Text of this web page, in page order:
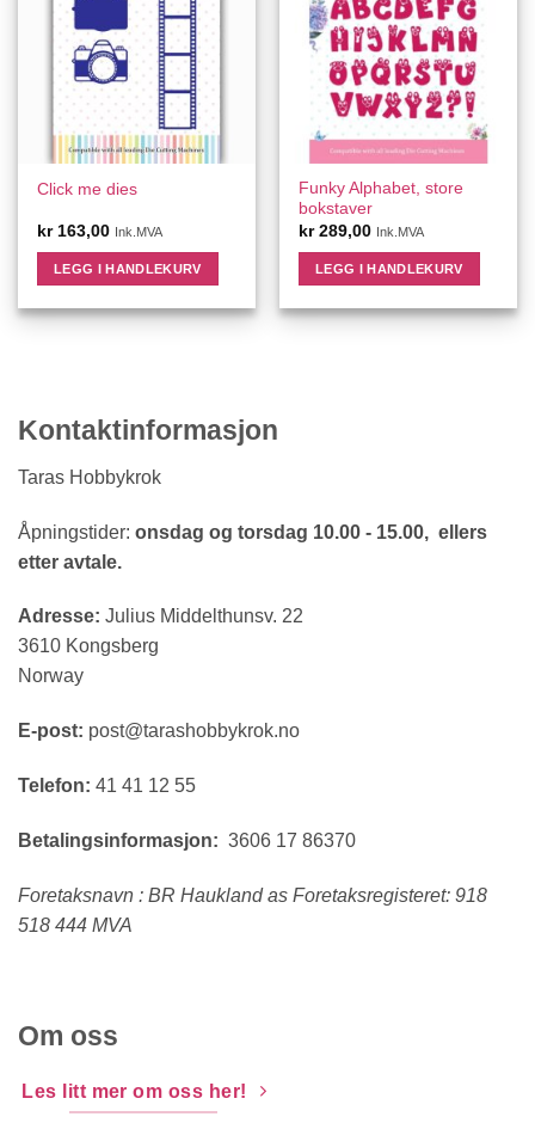
Click me dies
kr163,00 Ink.MVA
LEGG I HANDLEKURV
Funky Alphabet, store
bokstaver
kr289,00 Ink.MVA
LEGG I HANDLEKURV
Kontaktinformasjon
Taras Hobbykrok
Åpningstider: onsdag og torsdag 10.00 - 15.00, ellers
etter avtale.
Adresse: Julius Middelthunsv. 22
3610 Kongsberg
Norway
E-post: post@tarashobbykrok.no
Telefon: 41 41 12 55
Betalingsinformasjon: 3606 17 86370
Foretaksnavn : BR Haukland as Foretaksregisteret: 918
518 444 MVA
Om oss
Les litt mer om oss her!